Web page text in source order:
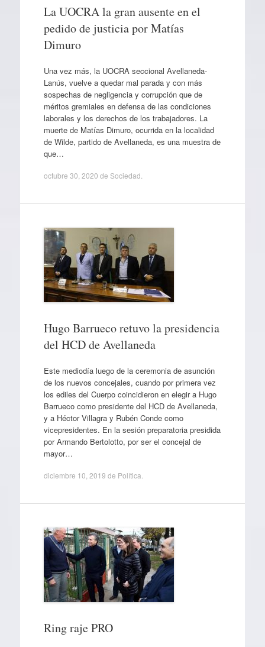
La UOCRA la gran ausente en el
pedido de justicia por Matías
Dimuro
Una vez más, la UOCRA seccional Avellaneda-
Lanús, vuelve a quedar mal parada y con más
sospechas de negligencia y corrupción que de
méritos gremiales en defensa de las condiciones
laborales y los derechos de los trabajadores. La
muerte de Matías Dimuro, ocurrida en la localidad
de Wilde, partido de Avellaneda, es una muestra de
que…
octubre 30, 2020 de Sociedad
Hugo Barrueco retuvo la presidencia
del HCD de Avellaneda
Este mediodía luego de la ceremonia de asunción
de los nuevos concejales, cuando por primera vez
los ediles del Cuerpo coincidieron en elegir a Hugo
Barrueco como presidente del HCD de Avellaneda,
y a Héctor Villagra y Rubén Conde como
vicepresidentes. En la sesión preparatoria presidida
por Armando Bertolotto, por ser el concejal de
mayor…
diciembre 10, 2019 de Política
Ring raje PRO